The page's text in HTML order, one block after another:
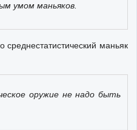
умом маньяков.
среднестатистический маньяк
оружие не надо быть